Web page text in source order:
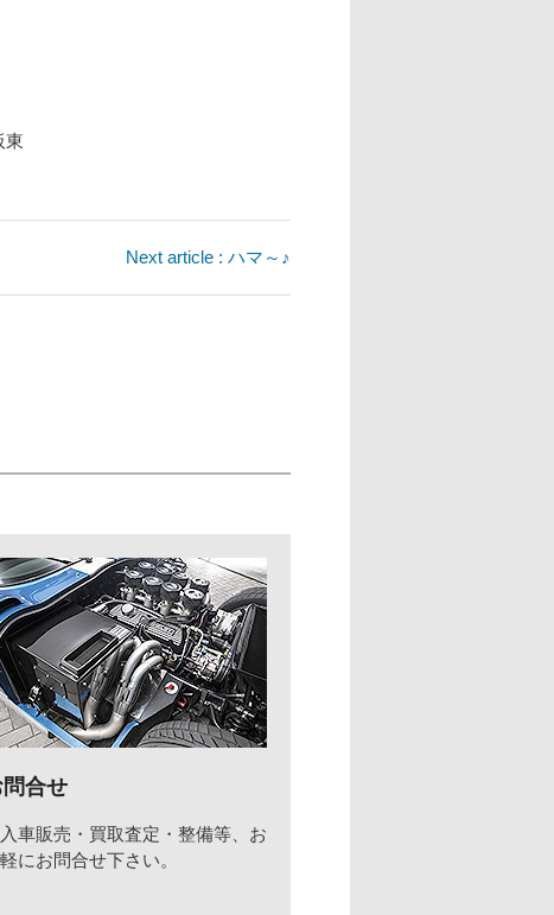
Next article : ハマ～♪
問合せ
車販売・買取査定・整備等、お
にお問合せ下さい。